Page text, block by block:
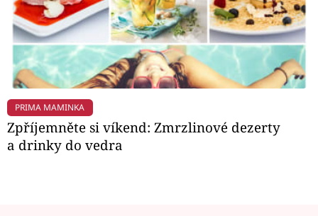
Přihlášení
Sledujte nás
PRIMA MAMINKA
Zpříjemněte si víkend: Zmrzlinové dezerty
a drinky do vedra